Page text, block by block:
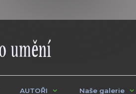
AUTOŘI Naše galerie